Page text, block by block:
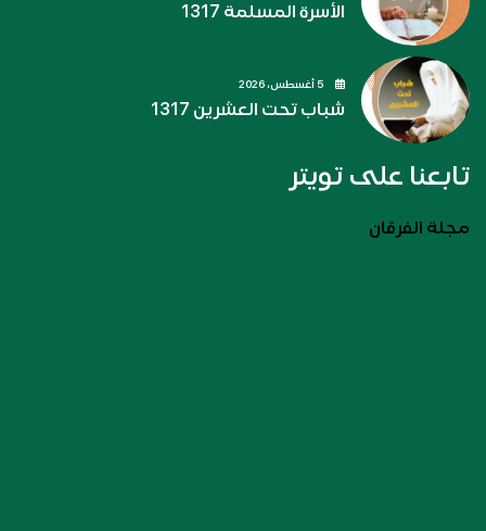
الأسرة المسلمة 1317
شباب تحت العشرين 1317
تابعنا على تويتر
مجلة الفرقان